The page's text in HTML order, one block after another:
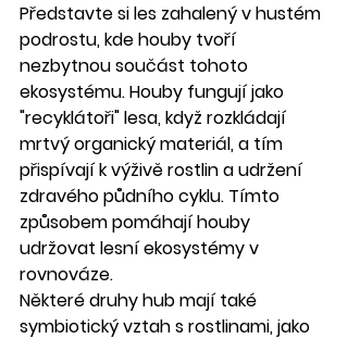
Představte si les zahalený v hustém
podrostu, kde houby tvoří
nezbytnou součást tohoto
ekosystému. Houby fungují jako
"recyklátoři" lesa, když rozkládají
mrtvý organický materiál, a tím
přispívají k výživě rostlin a udržení
zdravého půdního cyklu. Tímto
způsobem pomáhají houby
udržovat lesní ekosystémy v
rovnováze.
Některé druhy hub mají také
symbiotický vztah s rostlinami, jako